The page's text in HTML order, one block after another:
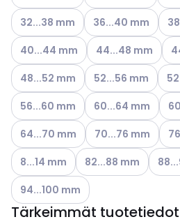
Katso käytettävissä olevat
32...38 mm Katso
36...40 mm
Katso käytettävissä olevat
40...44 mm Katso
44...48 mm
Katso käytettävissä olevat
48...52 mm Katso
52...56 mm
Katso käytettävissä olevat
56...60 mm Katso
60...64 mm
Katso käytettävissä olevat
64...70 mm Katso
70...76 mm
Katso käytettävissä olevat
8...14 mm Katso käytettävissä
82...88 mm
Katso käytettävissä olevat
94...100 mm
Tärkeimmät tuotetiedot